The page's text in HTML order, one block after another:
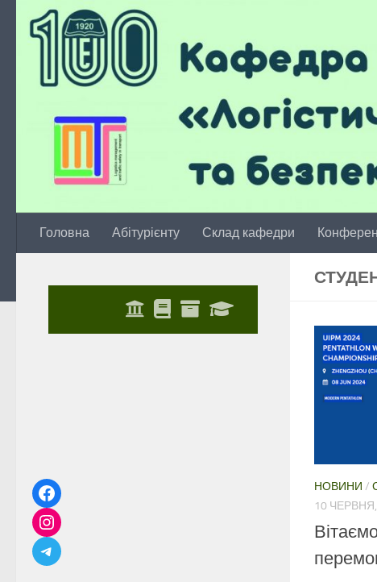
Skip to content
Головна Абітурієнту Склад кафедри
НОВИНИ /
10